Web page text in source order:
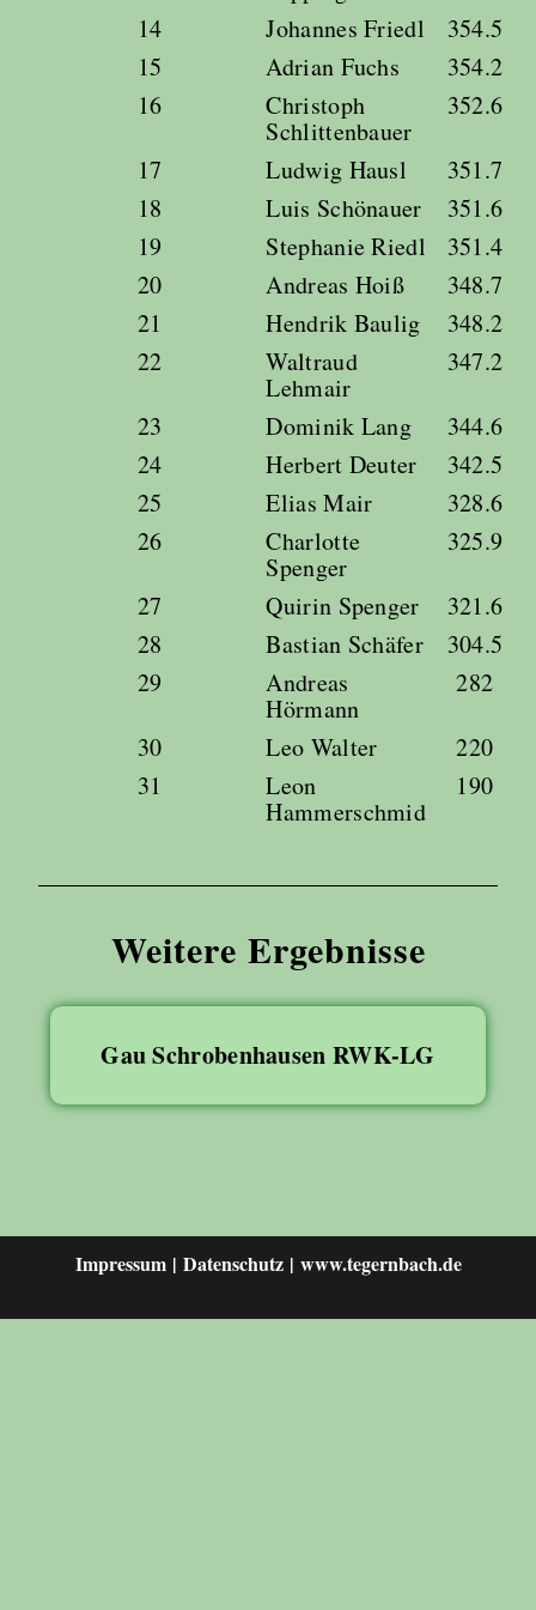
14
Johannes Friedl
354.5
15
Adrian Fuchs
354.2
16
Christoph
Schlittenbauer
352.6
17
Ludwig Hausl
351.7
18
Luis Schönauer
351.6
19
Stephanie Riedl
351.4
20
Andreas Hoiß
348.7
21
Hendrik Baulig
348.2
22
Waltraud
Lehmair
347.2
23
Dominik Lang
344.6
24
Herbert Deuter
342.5
25
Elias Mair
328.6
26
Charlotte
Spenger
325.9
27
Quirin Spenger
321.6
28
Bastian Schäfer
304.5
29
Andreas
Hörmann
282
30
Leo Walter
220
31
Leon
Hammerschmid
190
Weitere Ergebnisse
Gau Schrobenhausen RWK-LG
Impressum Datenschutz www.tegernbach.de